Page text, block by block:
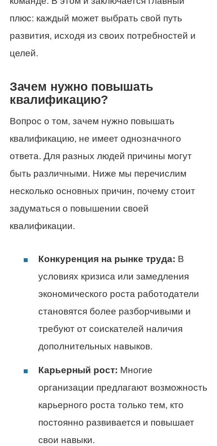
плюс: каждый может выбрать свой путь
развития, исходя из своих потребностей и
целей.
Зачем нужно повышать
квалификацию?
Вопрос о том, зачем нужно повышать
квалификацию, не имеет однозначного
ответа. Для разных людей причины могут
быть различными. Ниже мы перечислим
несколько основных причин, почему стоит
задуматься о повышении своей
квалификации.
Конкуренция на рынке труда: В
условиях кризиса или замедления
экономического роста работодатели
становятся более разборчивыми и
требуют от соискателей наличия
дополнительных навыков.
Карьерный рост: Многие
организации предлагают возможность
карьерного роста только тем, кто
постоянно развивается и повышает
свои навыки.